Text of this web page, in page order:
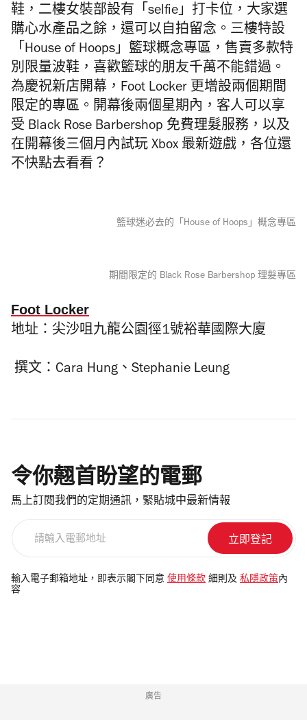
鞋，二樓女裝部設有「selfie」打卡位，大家選
購心水產品之餘，還可以自拍留念。三樓特設
「House of Hoops」籃球概念專區，售賣多款特
別限量波鞋，喜歡籃球的朋友千萬不能錯過。
為慶祝新店開幕，Foot Locker 更增設兩個期間
限定的專區。開幕後兩個星期內，客人可以享
受 Black Rose Barbershop 免費理髮服務，以及
在開幕後三個月內試玩 Xbox 最新遊戲，各位還
不快點去看看？
籃球迷必去的「House of Hoops」概念專區
期間限定的 Black Rose Barbershop 理髮專區
Foot Locker
地址：尖沙咀九龍公園徑1號裕華國際大廈
撰文：Cara Hung、Stephanie Leung
令你翹首盼望的電郵
馬上訂閱我們的定期通訊，緊貼城中最新情報
電
郵
輸入電子郵箱地址，即表示閣下同意 使用條款 細則及 私隱政策 內
容
廣告